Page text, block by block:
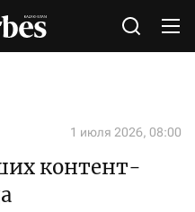
1 июля 2026, 08:00
контент-